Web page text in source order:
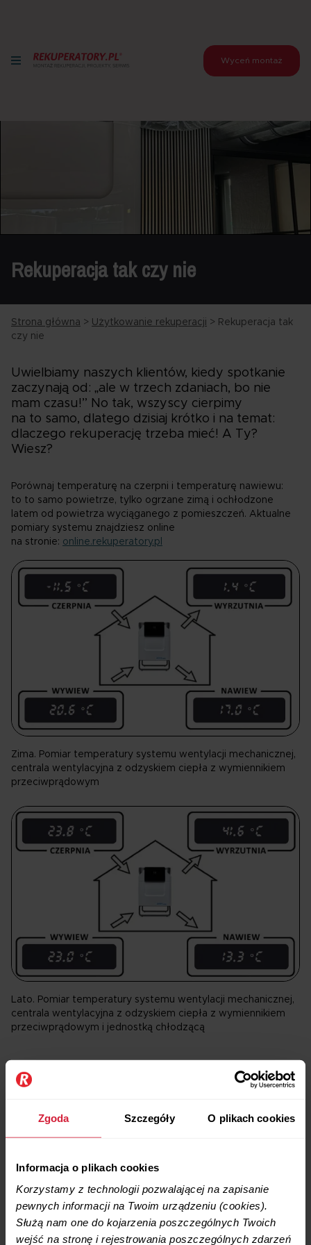
Zgoda Szczegóły O plikach cookies
Informacja o plikach cookies
Korzystamy z technologii pozwalającej na zapisanie
pewnych informacji na Twoim urządzeniu (cookies).
Służą nam one do kojarzenia poszczególnych Twoich
wejść na stronę i rejestrowania poszczególnych zdarzeń
Wyceń montaż
Rekuperacja tak czy nie
Strona główna > Użytkowanie rekuperacji > Rekuperacja tak
czy nie
Uwielbiamy naszych klientów, kiedy spotkanie
zaczynają od: „ale w trzech zdaniach, bo nie
mam czasu!” No tak, wszyscy cierpimy
na to samo, dlatego dzisiaj krótko i na temat:
dlaczego rekuperację trzeba mieć! A Ty?
Wiesz?
Porównaj temperaturę na czerpni i temperaturę nawiewu:
to to samo powietrze, tylko ogrzane zimą i ochłodzone
latem od powietrza wyciąganego z pomieszczeń. Aktualne
pomiary systemu znajdziesz online
na stronie: online.rekuperatory.pl
Zima. Pomiar temperatury systemu wentylacji mechanicznej,
centrala wentylacyjna z odzyskiem ciepła z wymiennikiem
przeciwprądowym
Lato. Pomiar temperatury systemu wentylacji mechanicznej,
centrala wentylacyjna z odzyskiem ciepła z wymiennikiem
przeciwprądowym i jednostką chłodzącą
Powód pierwszy: świeże powietrze
Jeżeli w obecnie budowanym domu nie zrobisz rekuperacji,
nie będziesz miał efektywnie i komfortowo działającej
wentylacjiw ogóle: nie ma alternatywy! Masz inne zdanie?
Powód drugi: oczyszczanie ze smogu
Rekuperacja pozwala filtrować całe zanieczyszczone